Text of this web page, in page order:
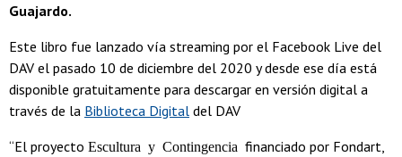
Guajardo.
Este libro fue lanzado vía streaming por el Facebook Live del
DAV el pasado 10 de diciembre del 2020 y desde ese día está
disponible gratuitamente para descargar en versión digital a
través de la Biblioteca Digital del DAV
“El proyecto Escultura y Contingencia financiado por Fondart,